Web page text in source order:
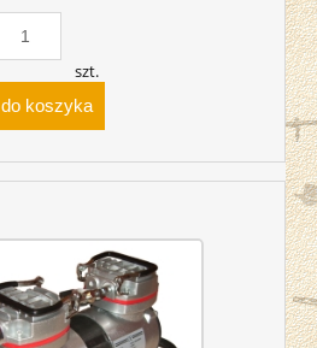
szt.
do koszyka